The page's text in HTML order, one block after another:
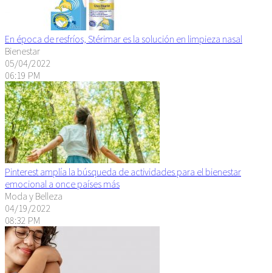
En época de resfríos, Stérimar es la solución en limpieza nasal
Bienestar
05/04/2022
06:19 PM
Pinterest amplía la búsqueda de actividades para el bienestar
emocional a once países más
Moda y Belleza
04/19/2022
08:32 PM